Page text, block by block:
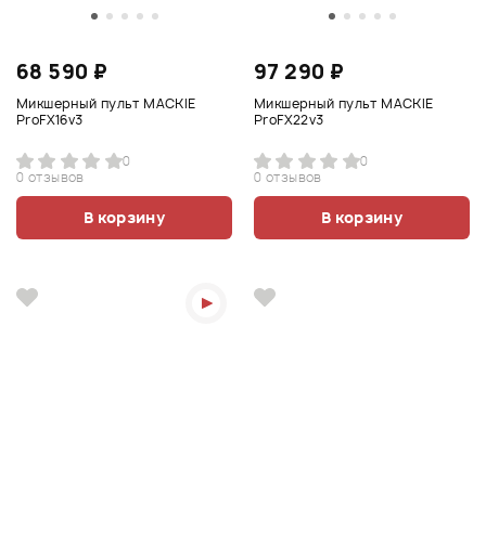
68 590 ₽
Микшерный пульт MACKIE
ProFX16v3
0
0 отзывов
В корзину
97 290 ₽
Микшерный пульт MACKIE
ProFX22v3
0
0 отзывов
В корзину